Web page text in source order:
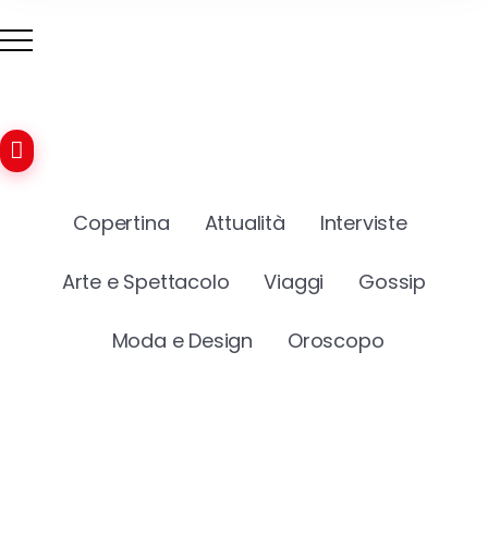
Copertina Attualità Interviste
Arte e Spettacolo Viaggi Gossip
Moda e Design Oroscopo